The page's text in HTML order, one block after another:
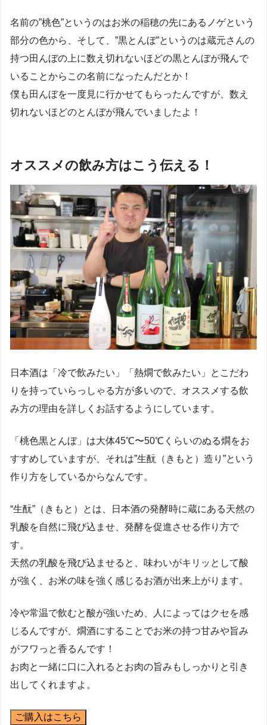
名前の”桃色”というのはお米の稲穂の先にあるノゲという
部分の色から、そして、”黒とんぼ”というのは蔵元さんの
持つ田んぼの上に数え切れないほどの黒とんぼが飛んで
いることからこの名前になったんだとか！
僕も田んぼを一度見に行かせてもらったんですが、数え
切れないほどのとんぼが飛んでいましたよ！
オススメの飲み方はこう伝える！
日本酒は「冷で飲みたい」「熱燗で飲みたい」とこだわ
りを持っていらっしゃる方が多いので、オススメする飲
み方の理由を詳しくお話するようにしています。
「桃色黒とんぼ」は大体45℃〜50℃くらいのぬる燗をお
すすめしていますが、それは”生酛（きもと）造り”という
作り方をしているからなんです。
“生酛”（きもと）とは、日本酒の発酵時に蔵にある天然の
乳酸を自然に飛び込ませ、発酵を促進させる作り方で
す。
天然の乳酸を飛び込ませると、味わいがキリッとして酸
が強く、お米の味を強く感じるお酒が出来上がります。
冷や常温で飲むと酸が強いため、人によってはクセを感
じるんですが、燗酒にすることでお米の持つ甘みや旨み
がフワっと香るんです！
お肉と一緒に口に入れるとお肉の旨みもしっかりと引き
出してくれますよ。
ご購入はこちら